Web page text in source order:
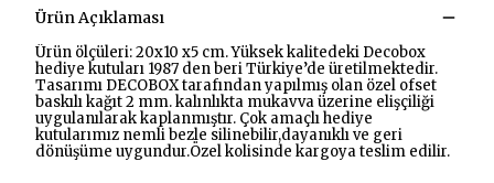
Ürün Açıklaması
Ürün ölçüleri: 20x10 x5 cm. Yüksek kalitedeki Decobox
hediye kutuları 1987 den beri Türkiye’de üretilmektedir.
Tasarımı DECOBOX tarafından yapılmış olan özel ofset
baskılı kağıt 2 mm. kalınlıkta mukavva üzerine elişçiliği
uygulanılarak kaplanmıştır. Çok amaçlı hediye
kutularımız nemli bezle silinebilir,dayanıklı ve geri
dönüşüme uygundur.Özel kolisinde kargoya teslim edilir.